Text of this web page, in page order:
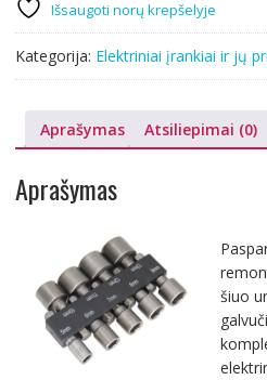
Išsaugoti norų krepšelyje
Kategorija: Elektriniai įrankiai ir jų
Aprašymas Atsiliepimai (0)
Aprašymas
šiuo